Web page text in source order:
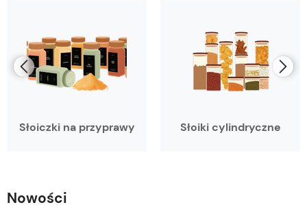
Słoiczki na przyprawy Słoiki cylindryczne
Nowości